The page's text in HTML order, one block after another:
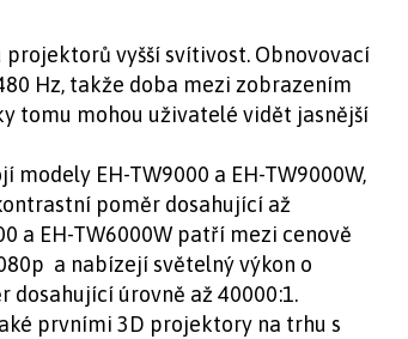
vyšší svítivost. Obnovovací
Hz, takže doba mezi zobrazením
tomu mohou uživatelé vidět jasnější
EH-TW9000 a EH-TW9000W,
poměr dosahující až
a EH-TW6000W patří mezi cenově
a nabízejí světelný výkon o
dosahující úrovně až 40000:1.
prvními 3D projektory na trhu s